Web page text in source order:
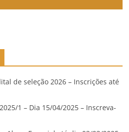
de seleção 2026 – Inscrições até
1 – Dia 15/04/2025 – Inscreva-